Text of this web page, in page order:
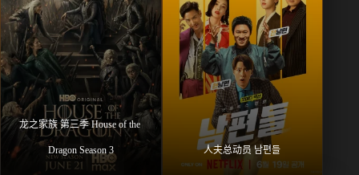
龙之家族 第三季 House of the
Dragon Season 3 人夫总动员 남편들